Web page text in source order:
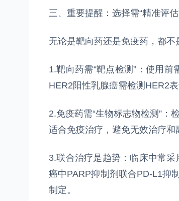
三、重要提醒：选择需“精准评
无论是靶向药还是免疫药，都不
1.靶向药需“靶点检测”：使用
HER2阳性乳腺癌需检测HER2
2.免疫药需“生物标志物检测”：
适合免疫治疗，避免无效治疗和
3.联合治疗是趋势：临床中常采
癌中PARP抑制剂联合PD-L1抑
制定。